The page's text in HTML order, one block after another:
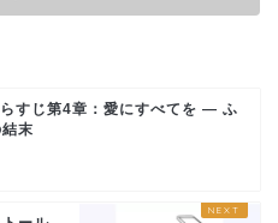
すじ第4章：愛にすべてを — ふ
末